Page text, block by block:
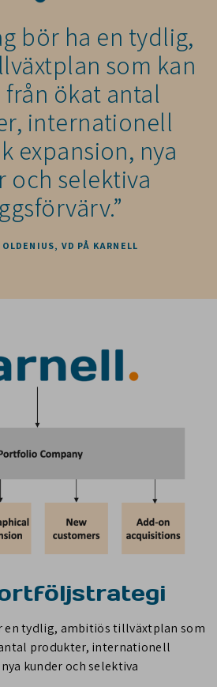
bör ha en tydlig,
som kan
ökat antal
internationell
expansion, nya
och selektiva
VD PÅ KARNELL
en tydlig, ambitiös tillväxtplan som
produkter, internationell
kunder och selektiva